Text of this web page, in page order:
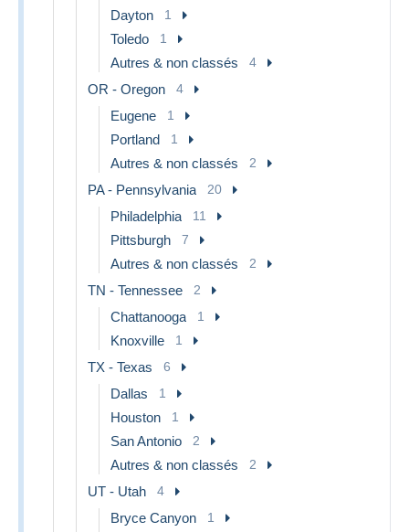
Dayton 1
Toledo 1
Autres & non classés 4
OR - Oregon 4
Eugene 1
Portland 1
Autres & non classés 2
PA - Pennsylvania 20
Philadelphia 11
Pittsburgh 7
Autres & non classés 2
TN - Tennessee 2
Chattanooga 1
Knoxville 1
TX - Texas 6
Dallas 1
Houston 1
San Antonio 2
Autres & non classés 2
UT - Utah 4
Bryce Canyon 1